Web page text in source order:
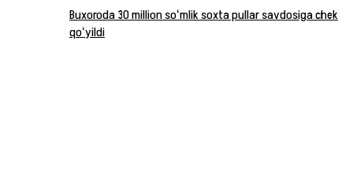
Buxoroda 30 million soʻmlik soxta pullar savdosiga chek
qoʻyildi